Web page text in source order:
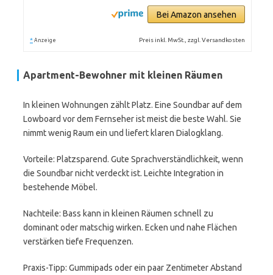
Bei Amazon ansehen
* Anzeige Preis inkl. MwSt., zzgl. Versandkosten
Apartment-Bewohner mit kleinen Räumen
In kleinen Wohnungen zählt Platz. Eine Soundbar auf dem
Lowboard vor dem Fernseher ist meist die beste Wahl. Sie
nimmt wenig Raum ein und liefert klaren Dialogklang.
Vorteile: Platzsparend. Gute Sprachverständlichkeit, wenn
die Soundbar nicht verdeckt ist. Leichte Integration in
bestehende Möbel.
Nachteile: Bass kann in kleinen Räumen schnell zu
dominant oder matschig wirken. Ecken und nahe Flächen
verstärken tiefe Frequenzen.
Praxis-Tipp: Gummipads oder ein paar Zentimeter Abstand